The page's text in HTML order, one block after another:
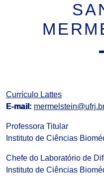
Currículo Lattes
E-mail:
Professora Titular
Instituto de Ciências
Chefe do Laboratório de
Instituto de Ciências